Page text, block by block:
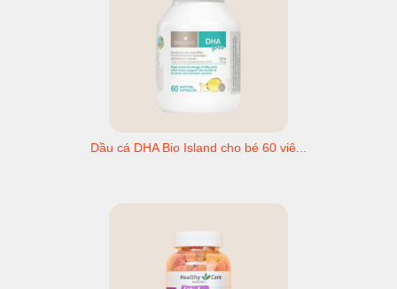
Dầu cá DHA Bio Island cho bé 60 viê...